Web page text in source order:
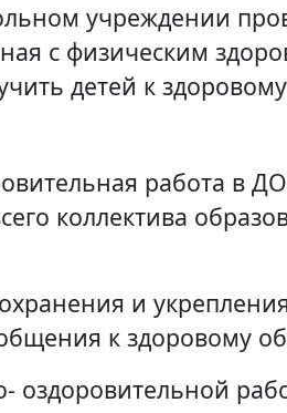
учреждении
с физическим
детей к
работа в
коллектива
и
к здоровому
оздоровительной